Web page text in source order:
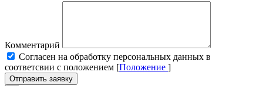
Комментарий
Cогласен на обработку персональных данных в
соответсвии с положением [Положение ]
Отправить заявку